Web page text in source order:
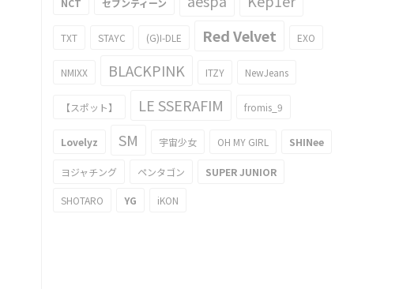
NCT セブンティーン
TXT STAYC (G)I-DLE Red Velvet EXO
NMIXX BLACKPINK ITZY NewJeans
【スポット】 LE SSERAFIM fromis_9
Lovelyz SM 宇宙少女 OH MY GIRL SHINee
ヨジャチング ペンタゴン SUPER JUNIOR
SHOTARO YG iKON